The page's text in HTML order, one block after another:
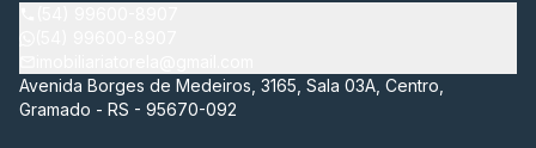
Avenida Borges de Medeiros, 3165, Sala 03A, Centro,
Gramado - RS - 95670-092